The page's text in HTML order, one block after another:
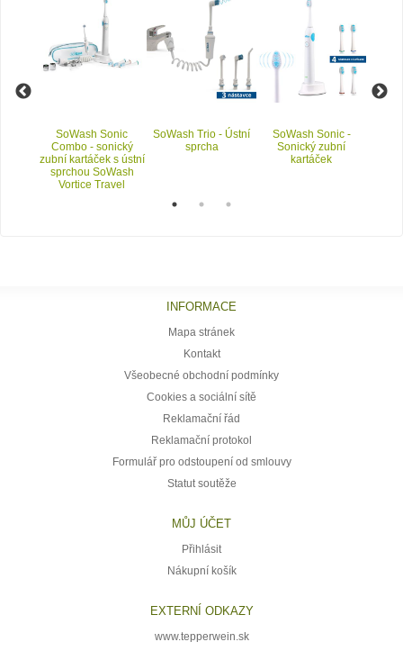
SoWash Sonic
Combo - sonický
zubní kartáček s ústní
sprchou SoWash
Vortice Travel
SoWash Trio - Ústní
sprcha
SoWash Sonic -
Sonický zubní
kartáček
INFORMACE
Mapa stránek
Kontakt
Všeobecné obchodní podmínky
Cookies a sociální sítě
Reklamační řád
Reklamační protokol
Formulář pro odstoupení od smlouvy
Statut soutěže
MŮJ ÚČET
Přihlásit
Nákupní košík
EXTERNÍ ODKAZY
www.tepperwein.sk